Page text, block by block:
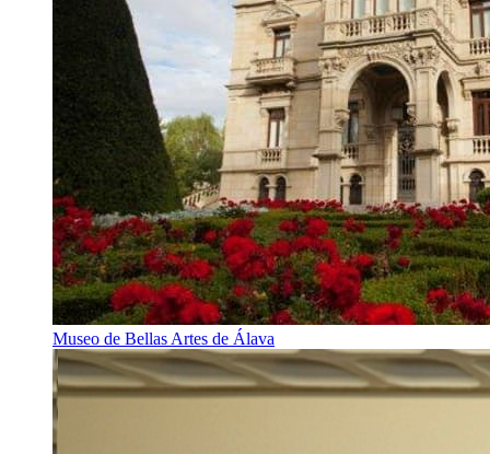
Museo de Bellas Artes de Álava